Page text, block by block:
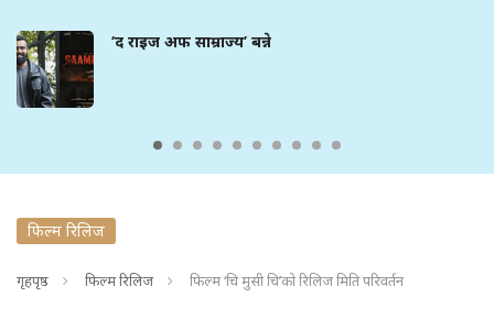
‘द राइज अफ साम्राज्य’ बन्ने
फिल्म रिलिज
गृहपृष्ठ फिल्म रिलिज फिल्म ‘चि मुसी चि’को रिलिज मिति परिवर्तन